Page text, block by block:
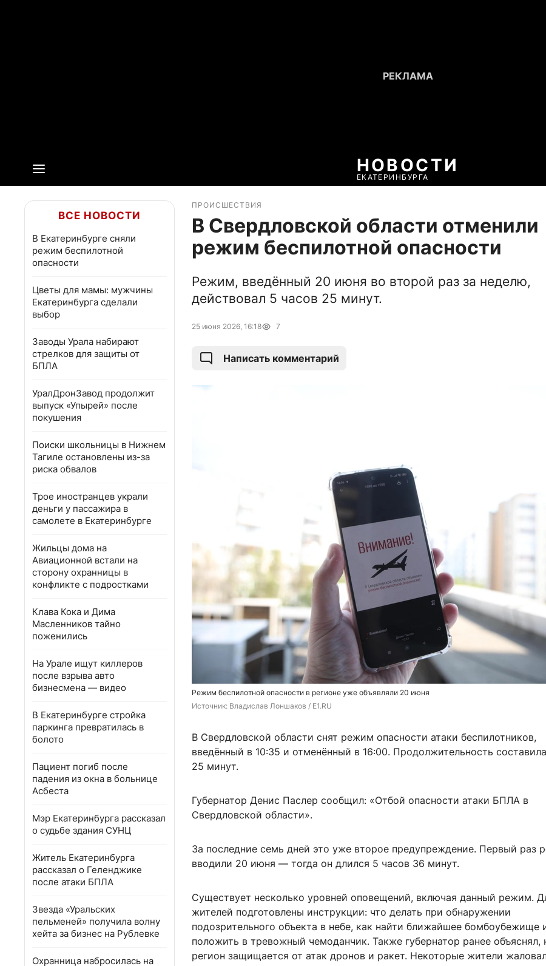
НОВОСТИ
ЕКАТЕРИНБУРГА
ВСЕ НОВОСТИ
В Екатеринбурге сняли
режим беспилотной
опасности
Цветы для мамы: мужчины
Екатеринбурга сделали
выбор
Заводы Урала набирают
стрелков для защиты от
БПЛА
УралДронЗавод продолжит
выпуск «Упырей» после
покушения
Поиски школьницы в Нижнем
Тагиле остановлены из-за
риска обвалов
Трое иностранцев украли
деньги у пассажира в
самолете в Екатеринбурге
Жильцы дома на
Авиационной встали на
сторону охранницы в
конфликте с подростками
Клава Кока и Дима
Масленников тайно
поженились
На Урале ищут киллеров
после взрыва авто
бизнесмена — видео
В Екатеринбурге стройка
паркинга превратилась в
болото
Пациент погиб после
падения из окна в больнице
Асбеста
Мэр Екатеринбурга рассказал
о судьбе здания СУНЦ
Житель Екатеринбурга
рассказал о Геленджике
после атаки БПЛА
Звезда «Уральских
пельменей» получила волну
хейта за бизнес на Рублевке
Охранница набросилась на
ПРОИСШЕСТВИЯ
В Свердловской области отменили
режим беспилотной опасности
Режим, введённый 20 июня во второй раз за неделю,
действовал 5 часов 25 минут.
25 июня 2026, 16:18 7
Написать комментарий
Режим беспилотной опасности в регионе уже объявляли 20 июня
Источник: Владислав Лоншаков / E1.RU
В Свердловской области снят режим опасности атаки беспилотников,
введённый в 10:35 и отменённый в 16:00. Продолжительность
25 минут.
Губернатор Денис Паслер сообщил: «Отбой опасности атаки БПЛА в
Свердловской области».
За последние семь дней это уже второе предупреждение. Первый раз
вводили 20 июня — тогда он длился 5 часов 36 минут.
Существует несколько уровней оповещений, включая данный режим.
жителей подготовлены инструкции: что делать при обнаружении
подозрительного объекта в небе, как найти ближайшее бомбоубежище
положить в тревожный чемоданчик. Также губернатор ранее объяснял,
регион защищается от атак дронов и ракет. Некоторые жители